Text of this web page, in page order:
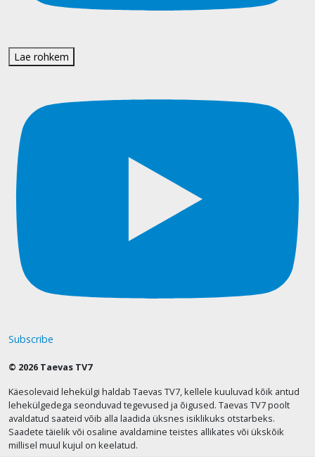
Lae rohkem
Subscribe
© 2026 Taevas TV7
Käesolevaid lehekülgi haldab Taevas TV7, kellele kuuluvad kõik antud
lehekülgedega seonduvad tegevused ja õigused. Taevas TV7 poolt
avaldatud saateid võib alla laadida üksnes isiklikuks otstarbeks.
Saadete täielik või osaline avaldamine teistes allikates või ükskõik
millisel muul kujul on keelatud.